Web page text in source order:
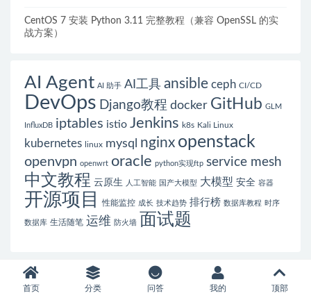
CentOS 7 安装 Python 3.11 完整教程（兼容 OpenSSL 的实
战方案）
AI Agent AI 助手 AI工具 ansible ceph CI/CD
DevOps Django教程 docker GitHub GLM
InfluxDB iptables istio Jenkins k8s Kali Linux
kubernetes linux mysql nginx openstack
openvpn openwrt oracle python实现ftp service mesh
中文教程 云原生 人工智能 国产大模型 大模型 安全 容器
开源项目 性能监控 成长 技术趋势 排行榜 数据库教程 时序
数据库 生活随笔 运维 防火墙 面试题
首页 分类 问答 我的 顶部